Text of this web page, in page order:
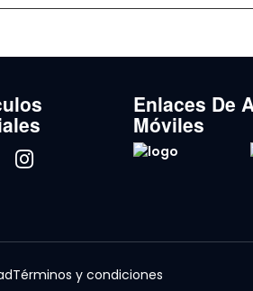
Enlaces De
Móviles
Términos y condiciones